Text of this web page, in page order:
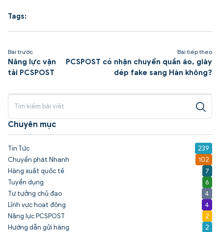
Tags:
Bài trước
Năng lực vận
tải PCSPOST
Bài tiếp theo
PCSPOST có nhận chuyển quần áo, giày
dép fake sang Hàn không?
Chuyên mục
Tin Tức
239
Chuyển phát Nhanh
102
Hàng xuất quốc tế
7
Tuyển dụng
6
Tư tưởng chủ đạo
4
Lĩnh vực hoạt động
4
Năng lực PCSPOST
2
Hướng dẫn gửi hàng
2